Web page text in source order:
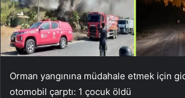
Orman yangınına müdahale etmek için
otomobil çarptı: 1 çocuk öldü